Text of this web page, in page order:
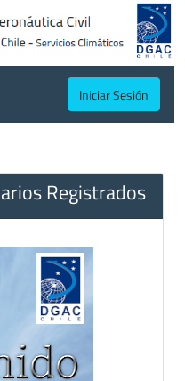
Iniciar Sesión
Registrados